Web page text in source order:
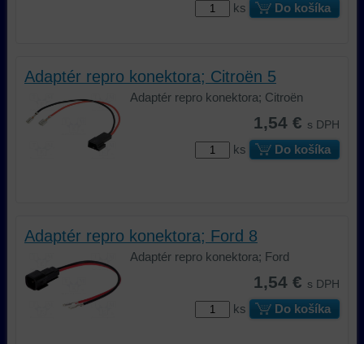
ks Do košíka
Adaptér repro konektora; Citroën 5
Adaptér repro konektora; Citroën
1,54 € s DPH
ks Do košíka
Adaptér repro konektora; Ford 8
Adaptér repro konektora; Ford
1,54 € s DPH
ks Do košíka